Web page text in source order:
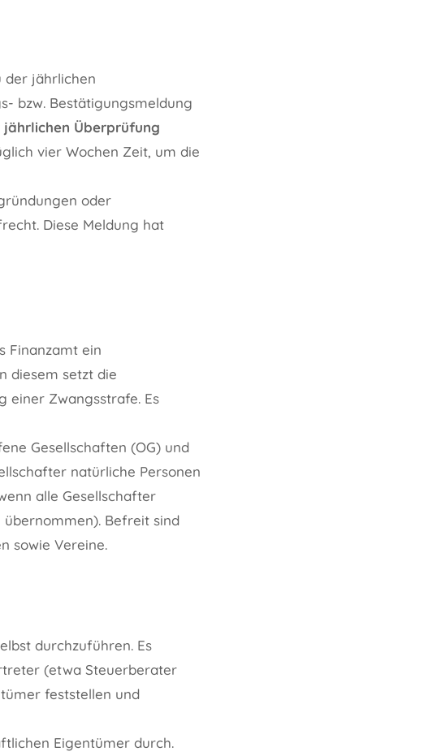
der jährlichen
bzw. Bestätigungsmeldung
Überprüfung
vier Wochen Zeit, um die
oder
Diese Meldung hat
Finanzamt ein
diesem setzt die
einer Zwangsstrafe. Es
Gesellschaften (OG) und
natürliche Personen
alle Gesellschafter
Befreit sind
sowie Vereine.
durchzuführen. Es
(etwa Steuerberater
feststellen und
Eigentümer durch.